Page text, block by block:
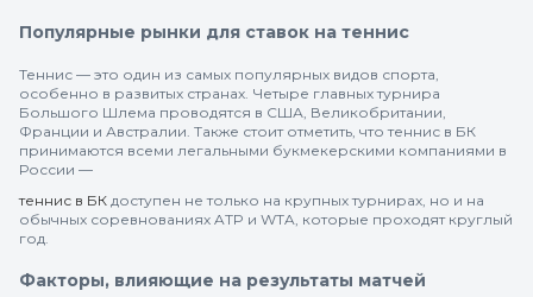
Популярные рынки для ставок на теннис
Теннис — это один из самых популярных видов спорта,
особенно в развитых странах. Четыре главных турнира
Большого Шлема проводятся в США, Великобритании,
Франции и Австралии. Также стоит отметить, что теннис в БК
принимаются всеми легальными букмекерскими компаниями в
России —
теннис в БК доступен не только на крупных турнирах, но и на
обычных соревнованиях ATP и WTA, которые проходят круглый
год.
Факторы, влияющие на результаты матчей